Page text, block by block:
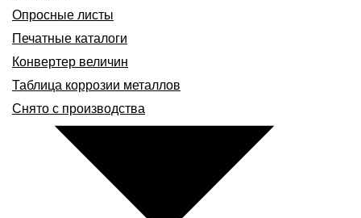
Опросные листы
Печатные каталоги
Конвертер величин
Таблица коррозии металлов
Снято с производства